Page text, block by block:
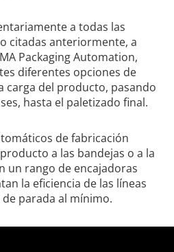
a todas las
citadas anteriormente, a
Packaging Automation,
diferentes opciones de
carga del producto, pasando
hasta el paletizado final.
de fabricación
a las bandejas o a la
un rango de encajadoras
la eficiencia de las líneas
parada al mínimo.